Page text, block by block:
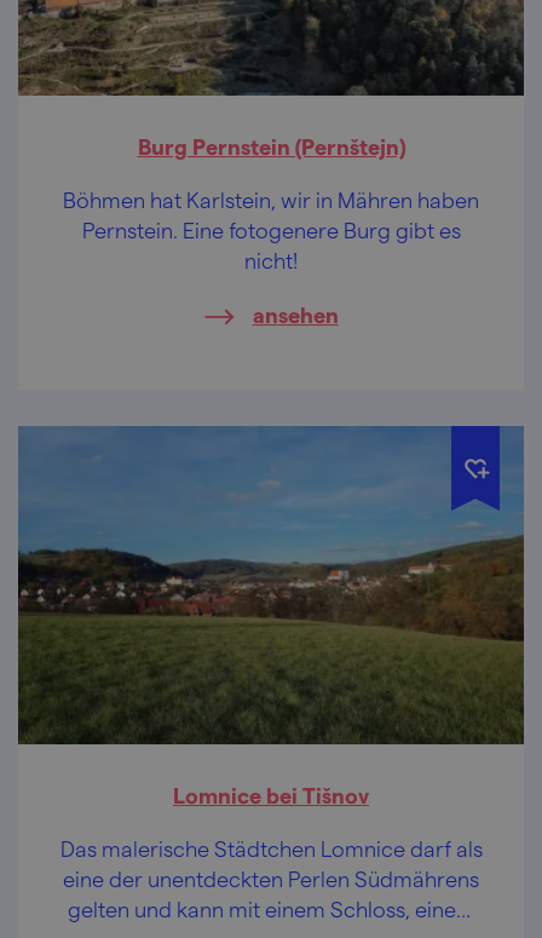
Burg Pernstein (Pernštejn)
Böhmen hat Karlstein, wir in Mähren haben
Pernstein. Eine fotogenere Burg gibt es
nicht!
ansehen
Lomnice bei Tišnov
Das malerische Städtchen Lomnice darf als
eine der unentdeckten Perlen Südmährens
gelten und kann mit einem Schloss, einem